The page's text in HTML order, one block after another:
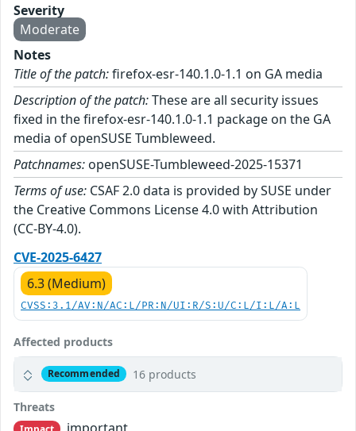
Severity
Moderate
Notes
Title of the patch:firefox-esr-140.1.0-1.1 on GA media
Description of the patch:These are all security issues
fixed in the firefox-esr-140.1.0-1.1 package on the GA
media of openSUSE Tumbleweed.
Patchnames: openSUSE-Tumbleweed-2025-15371
Terms of use: CSAF 2.0 data is provided by SUSE under
the Creative Commons License 4.0 with Attribution
(CC-BY-4.0).
CVE-2025-6427
6.3 (Medium)
CVSS:3.1/AV:N/AC:L/PR:N/UI:R/S:U/C:L/I:L/A:L
Affected products
Recommended 16 products
Threats
important